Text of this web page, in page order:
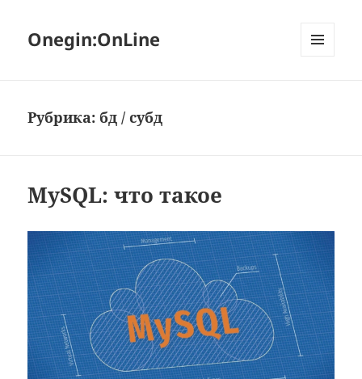
Onegin:OnLine
Рубрика:бд / субд
MySQL: что такое